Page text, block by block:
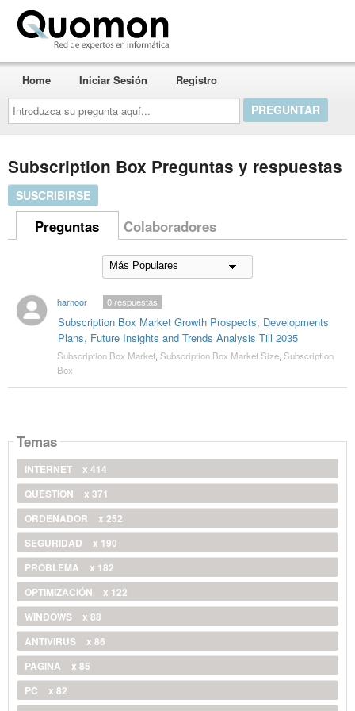
Introduzca
su
pregunta
aquí...
Home Iniciar Sesión Registro
Subscription Box Preguntas y respuestas
SUSCRIBIRSE
Preguntas Colaboradores
harnoor
Subscription Box Market Growth Prospects, Developments
Plans, Future Insights and Trends Analysis Till 2035
0respuestas
Subscription Box Market, Subscription Box Market Size, Subscription
Box
Temas
INTERNET
x 414
QUESTION
x 371
ORDENADOR
x 252
SEGURIDAD
x 190
PROBLEMA
x 182
OPTIMIZACIÓN
x 122
WINDOWS
x 88
ANTIVIRUS
x 86
PAGINA
x 85
PC
x 82